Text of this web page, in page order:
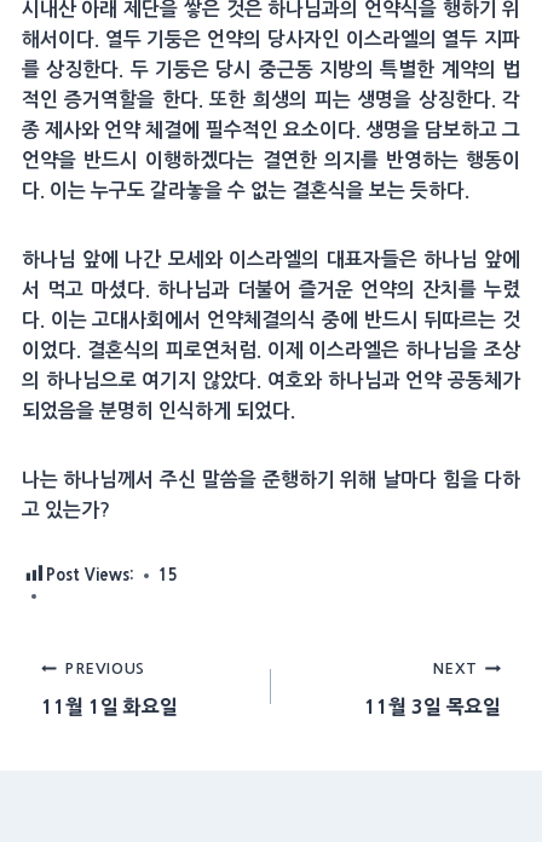
시내산 아래 제단을 쌓은 것은 하나님과의 언약식을 행하기 위
해서이다. 열두 기둥은 언약의 당사자인 이스라엘의 열두 지파
를 상징한다. 두 기둥은 당시 중근동 지방의 특별한 계약의 법
적인 증거역할을 한다. 또한 희생의 피는 생명을 상징한다. 각
종 제사와 언약 체결에 필수적인 요소이다. 생명을 담보하고 그
언약을 반드시 이행하겠다는 결연한 의지를 반영하는 행동이
다. 이는 누구도 갈라놓을 수 없는 결혼식을 보는 듯하다.
하나님 앞에 나간 모세와 이스라엘의 대표자들은 하나님 앞에
서 먹고 마셨다. 하나님과 더불어 즐거운 언약의 잔치를 누렸
다. 이는 고대사회에서 언약체결의식 중에 반드시 뒤따르는 것
이었다. 결혼식의 피로연처럼. 이제 이스라엘은 하나님을 조상
의 하나님으로 여기지 않았다. 여호와 하나님과 언약 공동체가
되었음을 분명히 인식하게 되었다.
나는 하나님께서 주신 말씀을 준행하기 위해 날마다 힘을 다하
고 있는가?
Post Views: 15
Post
navigation
PREVIOUS
11월 1일 화요일
NEXT
11월 3일 목요일